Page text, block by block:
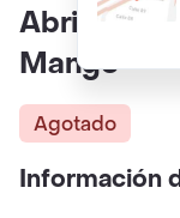
Abrigo
Mango
Agotado
Información